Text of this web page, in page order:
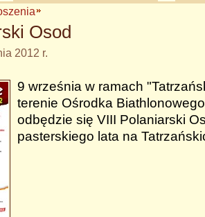
Osod
2012 r.
9 września w ramach
terenie Ośrodka
odbędzie się VIII Polaniarski
pasterskiego lata na